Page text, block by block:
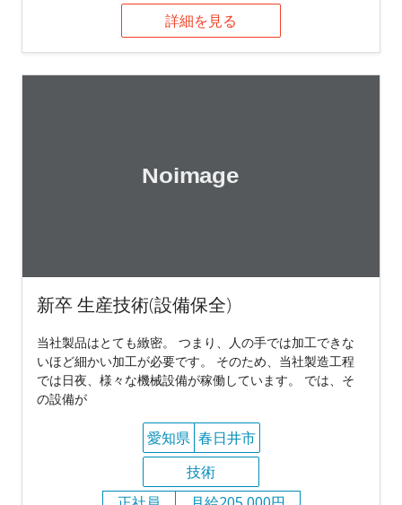
詳細を見る
新卒 生産技術(設備保全)
当社製品はとても緻密。 つまり、人の手では加工できな
いほど細かい加工が必要です。 そのため、当社製造工程
では日夜、様々な機械設備が稼働しています。 では、そ
の設備が
愛知県 春日井市
技術